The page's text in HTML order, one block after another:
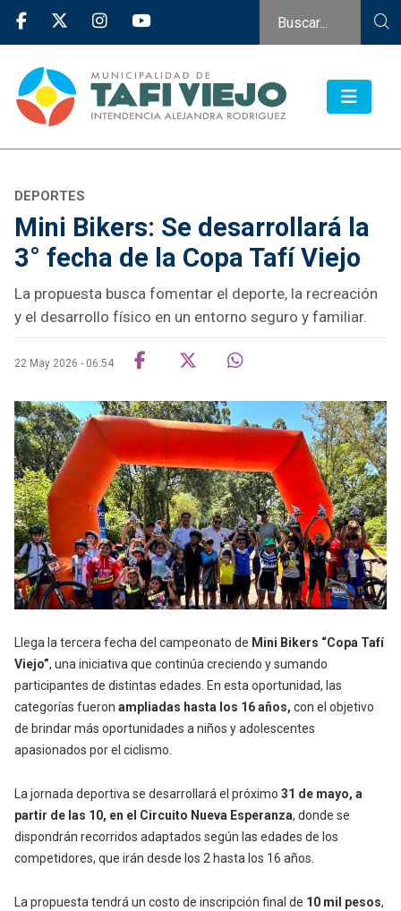
DEPORTES
Mini Bikers: Se desarrollará la
3° fecha de la Copa Tafí Viejo
La propuesta busca fomentar el deporte, la recreación
y el desarrollo físico en un entorno seguro y familiar.
22 May 2026 - 06:54
Llega la tercera fecha del campeonato de Mini Bikers “Copa Tafí
Viejo”, una iniciativa que continúa creciendo y sumando
participantes de distintas edades. En esta oportunidad, las
categorías fueron ampliadas hasta los 16 años, con el objetivo
de brindar más oportunidades a niños y adolescentes
apasionados por el ciclismo.
La jornada deportiva se desarrollará el próximo 31 de mayo, a
partir de las 10, en el Circuito Nueva Esperanza, donde se
dispondrán recorridos adaptados según las edades de los
competidores, que irán desde los 2 hasta los 16 años.
La propuesta tendrá un costo de inscripción final de 10 mil pesos,